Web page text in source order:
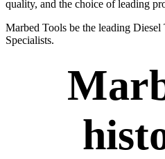
quality, and the choice of leading
Marbed Tools be the leading
Specialists.